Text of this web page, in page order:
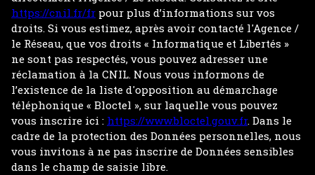
https://cnil.fr/fr pour plus d’informations sur vos
droits. Si vous estimez, après avoir contacté l'Agence /
le Réseau, que vos droits « Informatique et Libertés »
ne sont pas respectés, vous pouvez adresser une
réclamation à la CNIL. Nous vous informons de
l’existence de la liste d'opposition au démarchage
téléphonique « Bloctel », sur laquelle vous pouvez
vous inscrire ici : https://www.bloctel.gouv.fr. Dans le
cadre de la protection des Données personnelles, nous
vous invitons à ne pas inscrire de Données sensibles
dans le champ de saisie libre.